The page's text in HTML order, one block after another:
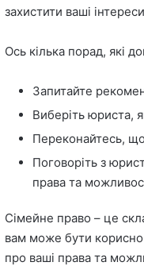
захистити ваші
Ось кілька порад, які
Запитайте
Виберіть юриста,
Переконайтесь,
Поговоріть з
права та
Сімейне право – це
вам може бути
про ваші права та